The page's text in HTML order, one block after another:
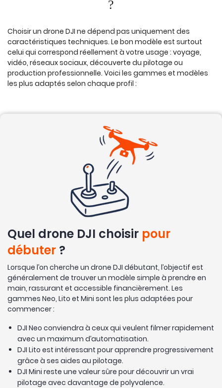
?
Choisir un drone DJI ne dépend pas uniquement des
caractéristiques techniques. Le bon modèle est surtout
celui qui correspond réellement à votre usage : voyage,
vidéo, réseaux sociaux, découverte du pilotage ou
production professionnelle. Voici les gammes et modèles
les plus adaptés selon chaque profil :
Quel drone DJI choisir pour
débuter ?
Lorsque l’on cherche un drone DJI débutant, l’objectif est
généralement de trouver un modèle simple à prendre en
main, rassurant et accessible financièrement. Les
gammes Neo, Lito et Mini sont les plus adaptées pour
commencer :
DJI Neo conviendra à ceux qui veulent filmer rapidement
avec un maximum d’automatisation.
DJI Lito est intéressant pour apprendre progressivement
grâce à ses aides au pilotage.
DJI Mini reste une valeur sûre pour découvrir un vrai
pilotage avec davantage de polyvalence.